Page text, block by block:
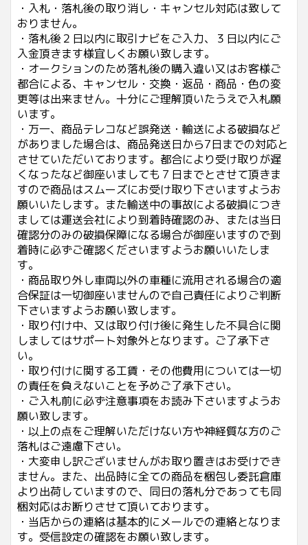
・入札・落札後の取り消し・キャンセル対応は致して
おりません。
・落札後２日以内に取引ナビをご入力、３日以内にご
入金頂きます様宜しくお願い致します。
・オークションのため落札後の購入違い又はお客様ご
都合による、キャンセル・交換・返品・商品・色の変
更等は出来ません。十分にご理解頂いたうえで入札願
います。
・万一、商品テレコなど誤発送・輸送による破損など
がありました場合は、商品発送日から7日までの対応と
させていただいております。都合により受け取りが遅
くなったなど御座いましても７日までとさせて頂きま
すので商品はスムーズにお受け取り下さいますようお
願いいたします。また輸送中の事故による破損につき
ましては運送会社により到着時確認のみ、または当日
確認分のみの破損保障になる場合が御座いますので到
着時に必ずご確認くださいますようお願いいたしま
す。
・商品取り外し車両以外の車種に流用される場合の適
合保証は一切御座いませんので自己責任によりご判断
下さいますようお願い致します。
・取り付け中、又は取り付け後に発生した不具合に関
しましてはサポート対象外となります。ご了承下さ
い。
・取り付けに関する工賃・その他費用については一切
の責任を負えないことを予めご了承下さい。
・ご入札前に必ず注意事項をお読み下さいますようお
願い致します。
・以上の点をご理解いただけない方や神経質な方のご
落札はご遠慮下さい。
・大変申し訳ございませんがお取り置きはお受けでき
ません。また、出品時に全ての商品を梱包し委託倉庫
より出荷していますので、同日の落札分であっても同
梱対応はお断りさせて頂いております。
・当店からの連絡は基本的にメールでの連絡となりま
す。受信設定の確認をお願い致します。